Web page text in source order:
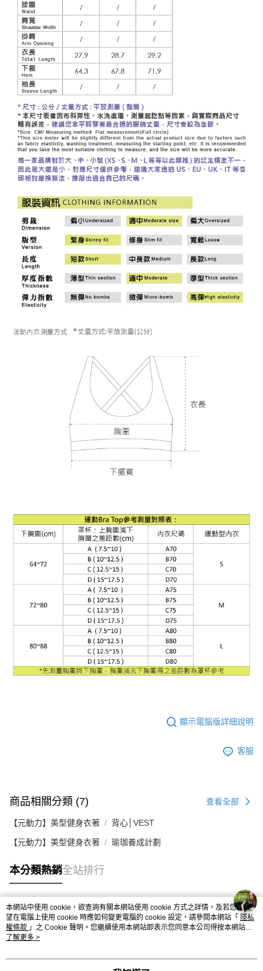
顯示電腦版詳細說明
客服
商品相關分類 (7) 查看全部
【元動力】美型健身衣著 背心│VEST
【元動力】美型健身衣著 瑜珈養成計劃
本分類熱銷全站排行
熱門標籤
本網站中使用 cookie，欲查詢有關本網站使用 cookie 方式之詳情，及若您不希
望在電腦上使用 cookie 時應如何變更電腦的 cookie 設定，請參閱本網站「 隱私
權條款 」之 Cookie 聲明。您繼續使用本網站即表示您同意本公司得按本網站使
用條款之 Cookie 聲明使用 cookie。
了解更多 >